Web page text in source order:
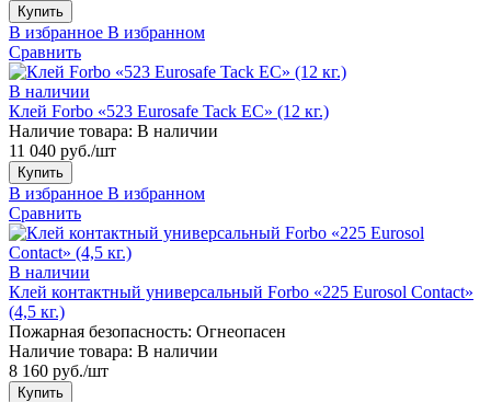
Купить
В избранное В избранном
Сравнить
В наличии
Клей Forbo «523 Eurosafe Tack EC» (12 кг.)
Наличие товара: В наличии
11 040 руб./шт
Купить
В избранное В избранном
Сравнить
В наличии
Клей контактный универсальный Forbo «225 Eurosol Contact»
(4,5 кг.)
Пожарная безопасность: Огнеопасен
Наличие товара: В наличии
8 160 руб./шт
Купить